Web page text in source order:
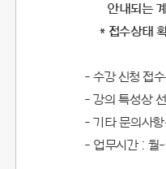
안내되는 계
* 접수상태 확
- 수강 신청 접
- 강의 특성상
- 기타 문의사
- 업무시간 : 월